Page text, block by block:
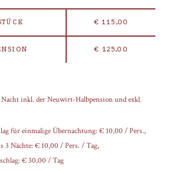
€ 115,00
€ 125,00
Nacht inkl. der Neuwirt-Halbpension und exkl.
für einmalige Übernachtung: € 10,00 / Pers.,
3 Nächte: € 10,00 / Pers. / Tag,
€ 30,00 / Tag